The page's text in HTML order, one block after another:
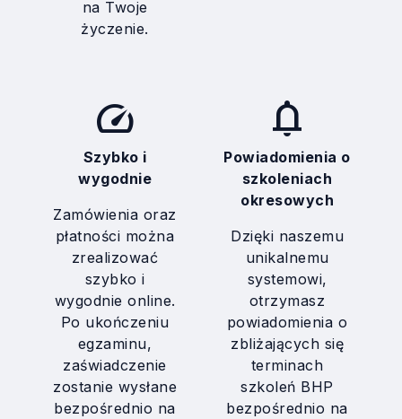
na Twoje
życzenie.
speed
Szybko i
wygodnie
Zamówienia oraz
płatności można
zrealizować
szybko i
wygodnie online.
Po ukończeniu
egzaminu,
zaświadczenie
zostanie wysłane
bezpośrednio na
notifications
Powiadomienia o
szkoleniach
okresowych
Dzięki naszemu
unikalnemu
systemowi,
otrzymasz
powiadomienia o
zbliżających się
terminach
szkoleń BHP
bezpośrednio na